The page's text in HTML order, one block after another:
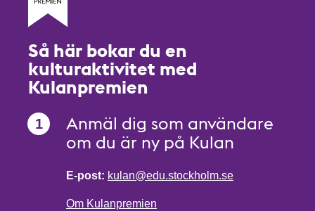
Så här bokar du en
kulturaktivitet med
Kulanpremien
Anmäl dig som användare
om du är ny på Kulan
E-post: kulan@edu.stockholm.se
Om Kulanpremien